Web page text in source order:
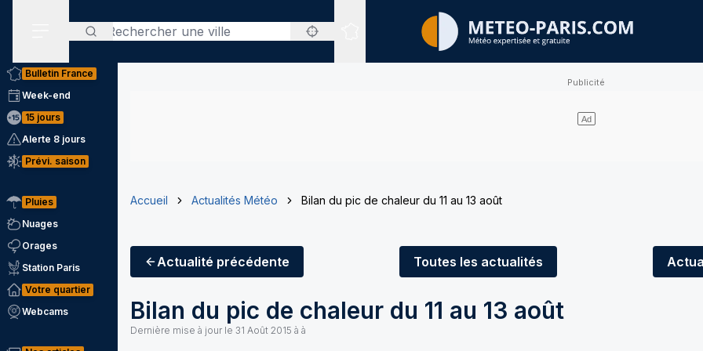
Rechercher
Sites expertisés
Bulletin France
Week-end
15 jours
Alerte 8 jours
Prévi. saison
Pluies
Nuages
Orages
Station Paris
Votre quartier
Webcams
Accueil Actualités Météo Bilan du pic de chaleur du 11 au 13 août
Actualité précédente Toutes les actualités
Bilan du pic de chaleur du 11 au 13 août
Dernière mise à jour le 31 Août 2015 à à